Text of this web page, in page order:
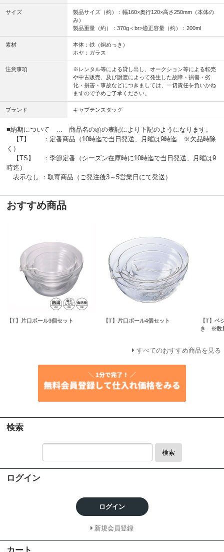
サイズ
製品サイズ（約）：幅160×奥行120×高さ250mm（本体の
み）
製品重量（約）：370g＜br>適正容量（約）：200ml
素材
本体：鉄（銅めっき）
ホヤ：ガラス
注意事項
※レンタル等による貸し出し、オークション等による転売
や中古販売、及び譲渡によって発生した故障・損傷・劣
化・損害・事故などにつきましては、一切責任を負いかね
ますので予めご了承ください。
ブランド キャプテンスタッグ
■納期について … 商品名の頭の表記により下記のようになります。
【T】 ：定番商品（10時迄で当日発送、月曜は9時迄 ※欠品時除
く）
【TS】 ：季節定番（シーズン在庫時に10時迄で当日発送、月曜は9
時迄）
表示なし ：取寄商品（ご発注後3～5営業日にて発送）
おすすめ商品
【T】片口ボール3個セット 【T】片口ボール4個セット
【T】ベ
き ※数
すべてのおすすめ商品を見る
検索
検索
ログイン
ログイン
新規会員登録